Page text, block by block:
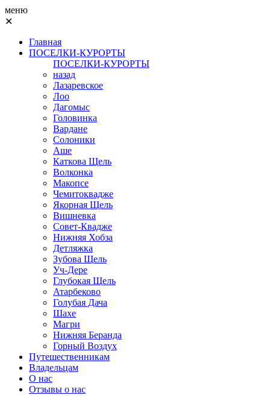
меню
✕
Главная
ПОСЕЛКИ-КУРОРТЫ
ПОСЕЛКИ-КУРОРТЫ
назад
Лазаревское
Лоо
Дагомыс
Головинка
Вардане
Солоники
Аше
Каткова Щель
Волконка
Макопсе
Чемитоквадже
Якорная Щель
Вишневка
Совет-Квадже
Нижняя Хобза
Детляжка
Зубова Щель
Уч-Дере
Глубокая Щель
Атарбеково
Голубая Дача
Шахе
Магри
Нижняя Беранда
Горный Воздух
Путешественникам
Владельцам
О нас
Отзывы о нас